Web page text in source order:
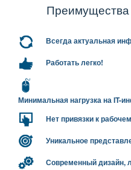
Преимущества
сегда актуальная
Работать легко!
Минимальная нагрузка на IT-
Нет привязки к
Уникальное
Современный дизайн,